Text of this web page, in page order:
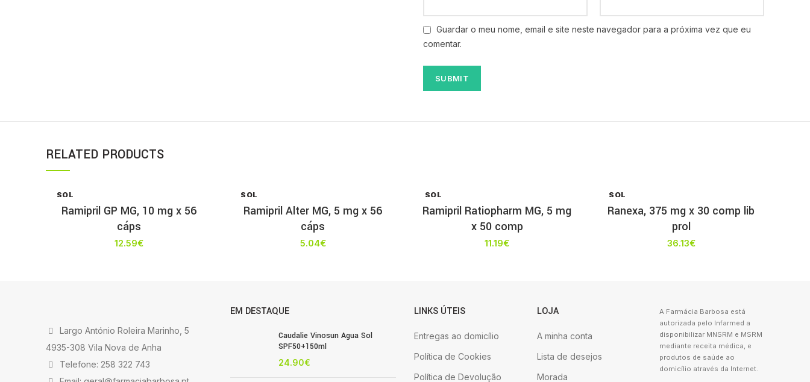
Guardar o meu nome, email e site neste navegador para a próxima vez que eu
comentar.
RELATED PRODUCTS
SOL
T
Ramipril GP MG, 10 mg x 56
cáps
12.59€
SOL
T
Ramipril Alter MG, 5 mg x 56
cáps
5.04€
SOL
T
Ramipril Ratiopharm MG, 5 mg
x 50 comp
11.19€
SOL
T
Ranexa, 375 mg x 30 comp lib
prol
36.13€
Largo António Roleira Marinho, 5
4935-308 Vila Nova de Anha
Telefone: 258 322 743
EM DESTAQUE
Caudalie Vinosun Agua Sol
SPF50+150ml
24.90€
LINKS ÚTEIS
Entregas ao domicílio
Política de Cookies
Política de Devolução
LOJA
A minha conta
Lista de desejos
Morada
A Farmácia Barbosa está
autorizada pelo Infarmed a
disponibilizar MNSRM e MSRM
mediante receita médica, e
produtos de saúde ao
domicílio através da Internet.